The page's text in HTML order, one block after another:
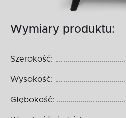
Wymiary produktu:
Szerokość:
Wysokość:
Głębokość: